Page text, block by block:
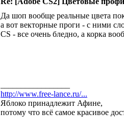
Да шоп вообще реальные цвета
а вот векторные проги - с ними
CS - все очень бледно, а корка
http://www.free-lance.ru/...
Яблоко принадлежит Афине,
потому что всё самое красивое